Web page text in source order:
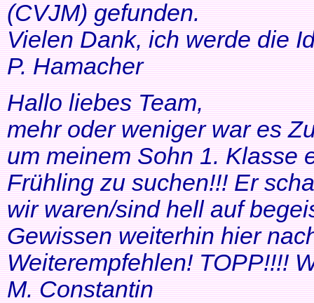
(CVJM) gefunden.
Vielen Dank, ich werde die
P. Hamacher
Hallo liebes Team,
mehr oder weniger war es
um meinem Sohn 1. Klasse
Frühling zu suchen!!! Er
wir waren/sind hell auf
Gewissen weiterhin hier
Weiterempfehlen! TOPP!!!!
M. Constantin